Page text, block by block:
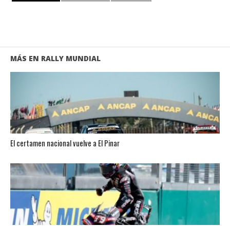
MÁS EN RALLY MUNDIAL
El certamen nacional vuelve a El Pinar